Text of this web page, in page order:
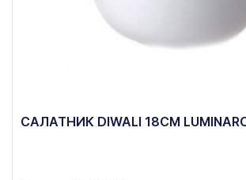
САЛАТНИК DIWALI 18СМ